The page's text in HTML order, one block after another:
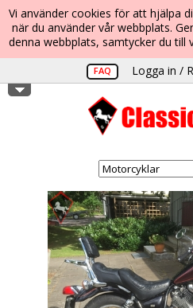
Vi använder cookies för att hjälpa
när du använder vår webbplats.
denna webbplats, samtycker du till
FAQ Logga in /